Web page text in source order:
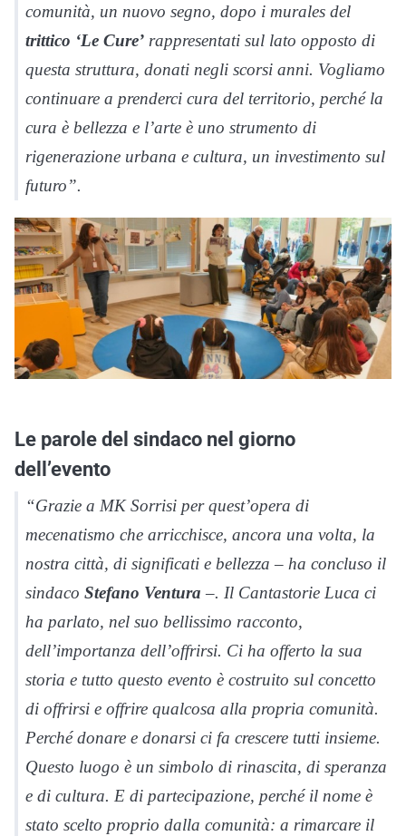
comunità, un nuovo segno, dopo i murales del
trittico ‘Le Cure’ rappresentati sul lato opposto di
questa struttura, donati negli scorsi anni. Vogliamo
continuare a prenderci cura del territorio, perché la
cura è bellezza e l’arte è uno strumento di
rigenerazione urbana e cultura, un investimento sul
futuro”.
Le parole del sindaco nel giorno
dell’evento
“Grazie a MK Sorrisi per quest’opera di
mecenatismo che arricchisce, ancora una volta, la
nostra città, di significati e bellezza – ha concluso il
sindaco Stefano Ventura –. Il Cantastorie Luca ci
ha parlato, nel suo bellissimo racconto,
dell’importanza dell’offrirsi. Ci ha offerto la sua
storia e tutto questo evento è costruito sul concetto
di offrirsi e offrire qualcosa alla propria comunità.
Perché donare e donarsi ci fa crescere tutti insieme.
Questo luogo è un simbolo di rinascita, di speranza
e di cultura. E di partecipazione, perché il nome è
stato scelto proprio dalla comunità: a rimarcare il